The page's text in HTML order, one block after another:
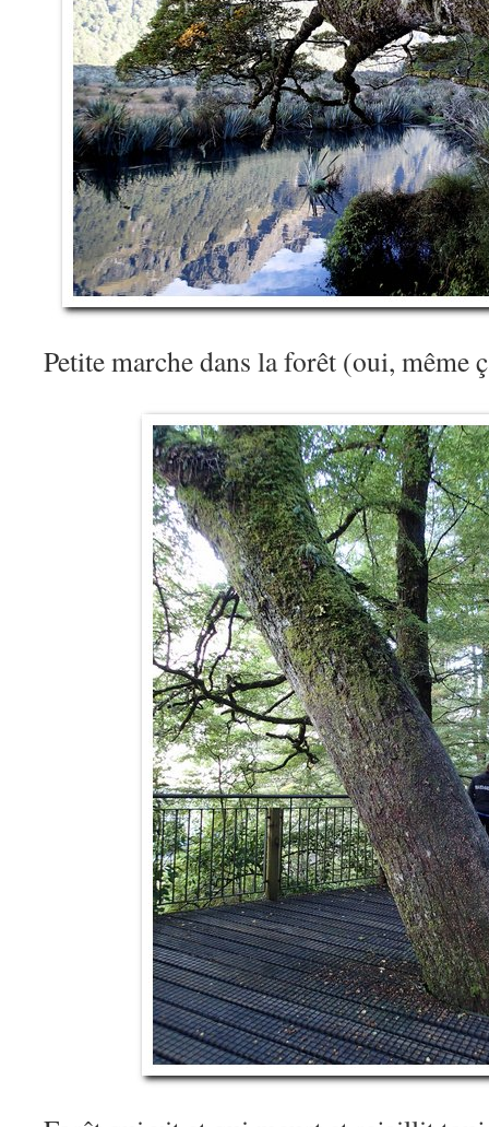
Petite marche dans la forêt (oui,